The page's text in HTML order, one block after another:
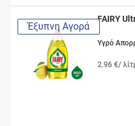
Έξυπνη Αγορά
FAIRY
Υγρό
2.96 €/